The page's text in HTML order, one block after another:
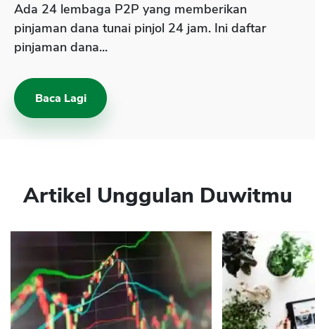
Asuransi Kesehatan
Asuransi Syariah
Ada 24 lembaga P2P yang memberikan
pinjaman dana tunai pinjol 24 jam. Ini daftar
pinjaman dana...
Baca Lagi
Artikel Unggulan Duwitmu